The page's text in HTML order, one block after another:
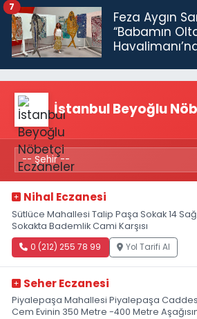
Feza Aygın
“Babamın
7
İstanbul Beyoğlu
Nihal Eczanesi
Sütlüce Mahallesi Talip Paşa Sokak 14
Sokakta Bademlik Cami Karşısı
0 (212) 255 78 99 Yol Tarifi Al
Seher Eczanesi
Piyalepaşa Mahallesi Piyalepaşa
Cem Evinin 350 Metre -400 Metre